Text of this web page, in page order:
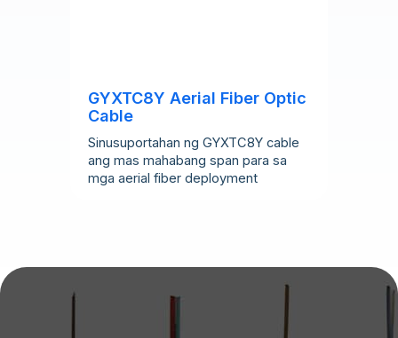
GYXTC8Y Aerial Fiber Optic
Cable
Sinusuportahan ng GYXTC8Y cable
ang mas mahabang span para sa
mga aerial fiber deployment